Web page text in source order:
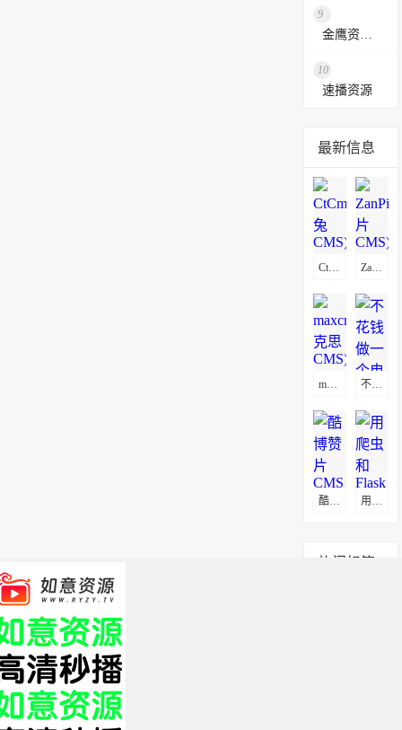
9
10
速播资源
最新信息
ZanPianCms(赞片CMS)通用采集教程(图文)
不花钱做一个电影网站方法
热门标签